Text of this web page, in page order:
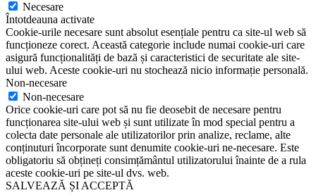
Necesare
Întotdeauna activate
Cookie-urile necesare sunt absolut esențiale pentru ca site-ul web să
funcționeze corect. Această categorie include numai cookie-uri care
asigură funcționalități de bază și caracteristici de securitate ale site-
ului web. Aceste cookie-uri nu stochează nicio informație personală.
Non-necesare
Non-necesare
Orice cookie-uri care pot să nu fie deosebit de necesare pentru
funcționarea site-ului web și sunt utilizate în mod special pentru a
colecta date personale ale utilizatorilor prin analize, reclame, alte
conținuturi încorporate sunt denumite cookie-uri ne-necesare. Este
obligatoriu să obțineți consimțământul utilizatorului înainte de a rula
aceste cookie-uri pe site-ul dvs. web.
SALVEAZĂ ȘI ACCEPTĂ